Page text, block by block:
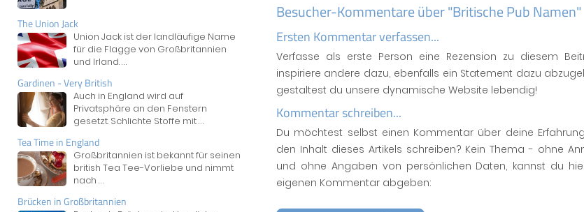
The Union Jack
Union Jack ist der landläufige Name
für die Flagge von Großbritannien
und Irland....
Gardinen - Very British
Auch in England wird auf
Privatsphäre an den Fenstern
gesetzt. Schlichte Stoffe mit...
Tea Time in England
Großbritannien ist bekannt für seinen
british Tea Tee-Vorliebe und nimmt
nach ...
Brücken in Großbritannien
Besucher-Kommentare über "Britische Pub Namen"
Ersten Kommentar verfassen...
Verfasse als erste Person eine Rezension zu diesem
inspiriere andere dazu, ebenfalls ein Statement dazu
gestaltest du unsere dynamische Website lebendig!
Kommentar schreiben...
Du möchtest selbst einen Kommentar über deine
den Inhalt dieses Artikels schreiben? Kein Thema - ohne
und ohne Angaben von persönlichen Daten, kannst du
eigenen Kommentar abgeben: